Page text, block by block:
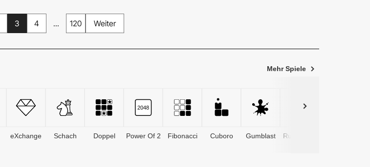
3 4 ... 120 Weiter
Mehr Spiele
eXchange Schach Doppel Power Of 2 Fibonacci Cuboro Gumblast Rushtower